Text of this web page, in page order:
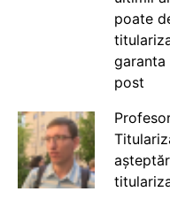
poate
garanta
post